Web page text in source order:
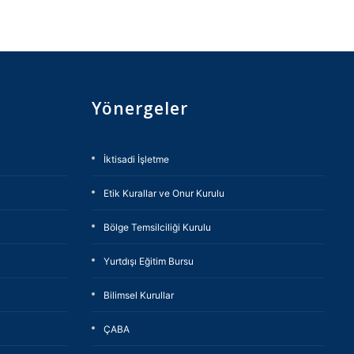
Yönergeler
İktisadi İşletme
Etik Kurallar ve Onur Kurulu
Bölge Temsilciliği Kurulu
Yurtdışı Eğitim Bursu
Bilimsel Kurullar
ÇABA